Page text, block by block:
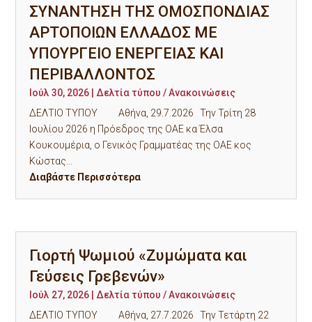
ΣΥΝΑΝΤΗΣΗ ΤΗΣ ΟΜΟΣΠΟΝΔΙΑΣ
ΑΡΤΟΠΟΙΩΝ ΕΛΛΑΔΟΣ ΜΕ
ΥΠΟΥΡΓΕΙΟ ΕΝΕΡΓΕΙΑΣ ΚΑΙ
ΠΕΡΙΒΑΛΛΟΝΤΟΣ
Ιούλ 30, 2026
Δελτία τύπου / Ανακοινώσεις
ΔΕΛΤΙΟ ΤΥΠΟΥ Αθήνα, 29.7.2026 Την Τρίτη 28
Ιουλίου 2026 η Πρόεδρος της ΟΑΕ κα Έλσα
Κουκουμέρια, ο Γενικός Γραμματέας της ΟΑΕ κος
Κώστας...
Διαβάστε Περισσότερα
Γιορτή Ψωμιού «Ζυμώματα και
Γεύσεις Γρεβενών»
Ιούλ 27, 2026 |Δελτία τύπου / Ανακοινώσεις
ΔΕΛΤΙΟ ΤΥΠΟΥ Αθήνα, 27.7.2026 Την Τετάρτη 22